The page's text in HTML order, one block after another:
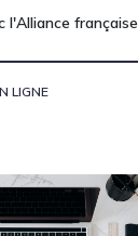
l'Alliance
LIGNE